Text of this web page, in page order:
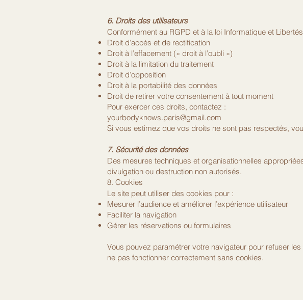
6. Droits des utilisateurs
Conformément au RGPD et à la loi Informatique et
Droit d’accès et de rectification
Droit à l’effacement (« droit à l’oubli »)
Droit à la limitation du traitement
Droit d’opposition
Droit à la portabilité des données
Droit de retirer votre consentement à tout moment
Pour exercer ces droits, contactez :
yourbodyknows.paris@gmail.com
Si vous estimez que vos droits ne sont pas respectés,
7. Sécurité des données
Des mesures techniques et organisationnelles
divulgation ou destruction non autorisés.
8. Cookies
Le site peut utiliser des cookies pour :
Mesurer l’audience et améliorer l’expérience utilisateur
Faciliter la navigation
Gérer les réservations ou formulaires
Vous pouvez paramétrer votre navigateur pour refuser
ne pas fonctionner correctement sans cookies.